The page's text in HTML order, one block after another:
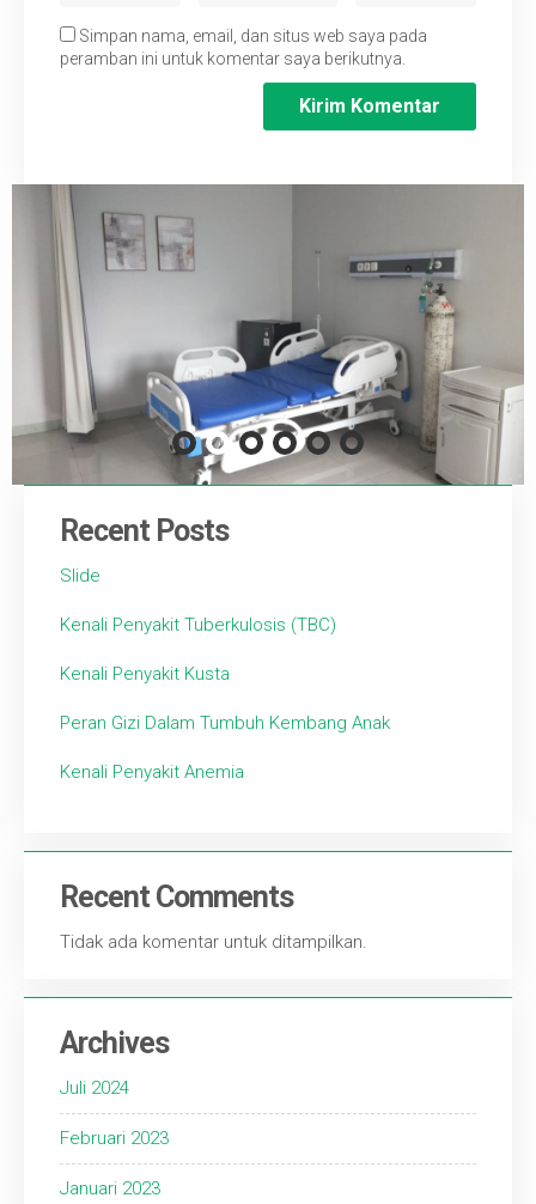
Simpan nama, email, dan situs web saya pada
peramban ini untuk komentar saya berikutnya.
Recent Posts
Slide
Kenali Penyakit Tuberkulosis (TBC)
Kenali Penyakit Kusta
Peran Gizi Dalam Tumbuh Kembang Anak
Kenali Penyakit Anemia
Recent Comments
Tidak ada komentar untuk ditampilkan.
Archives
Juli 2024
Februari 2023
Januari 2023